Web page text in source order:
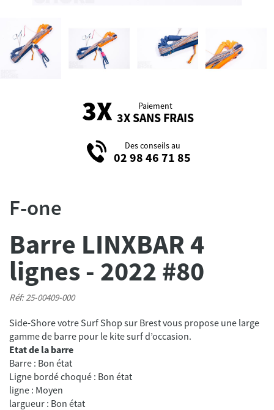
Paiement
3X SANS FRAIS
Des conseils au
02 98 46 71 85
F-one
Barre LINXBAR 4
lignes - 2022 #80
Réf: 25-00409-000
Side-Shore votre Surf Shop sur Brest vous propose une large
Etat de la barre
Barre : Bon état
Ligne bordé choqué : Bon état
ligne : Moyen
largueur : Bon état